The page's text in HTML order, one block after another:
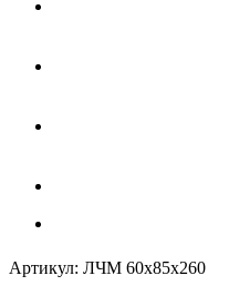
Артикул: ЛЧМ 60х85х260